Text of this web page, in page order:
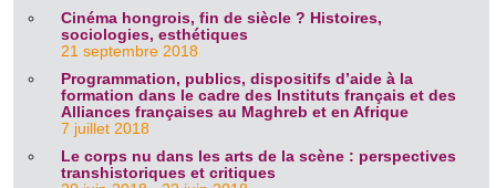
Cinéma hongrois, fin de siècle ? Histoires,
sociologies, esthétiques
21 septembre 2018
Programmation, publics, dispositifs d’aide à la
formation dans le cadre des Instituts français et des
Alliances françaises au Maghreb et en Afrique
7 juillet 2018
Le corps nu dans les arts de la scène : perspectives
transhistoriques et critiques